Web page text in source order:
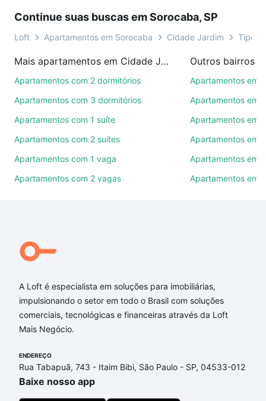
videochamada, é grátis, sem compromisso e você
ainda conta com mais de 46 mil corretores e
de imóveis.
Como escolher um imóvel?
ruas, bairros e até condomínios favoritos. Você
também pode usar os filtros como quantidade de
quartos, suítes, com ou sem vaga de garagem para
comodidades, como piscina, academia, salão de
Qual o preço de Apartamentos com 2 suites à
venda em Cidade Jardim, Sorocaba, SP?
Aqui na Loft temos a oferta ideal para você, com
Apartamentos com 2 suites à venda em Cidade
Jardim, Sorocaba, SP que custam a partir de R$ 0 e
com nossas opções de financiamento imobiliário as
ainda tem alguma dúvida dos custos envolvidos no
processo de compra, veja em nosso portal quanto
custa comprar um apartamento
Continue suas buscas em Sorocaba, SP
Loft Apartamentos em Sorocaba Cidade Jardim Tipo
Mais apartamentos em Cidade Jardim
Apartamentos com 2 dormitórios
Apartamentos com 3 dormitórios
Apartamentos com 1 suíte
Apartamentos com 2 suítes
Apartamentos com 1 vaga
Apartamentos com 2 vagas
Outros bairros
Apartamentos em
Apartamentos em
Apartamentos em
Apartamentos em
Apartamentos em
Apartamentos em
A Loft é especialista em soluções para imobiliárias,
impulsionando o setor em todo o Brasil com soluções
comerciais, tecnológicas e financeiras através da Loft
Mais Negócio.
ENDEREÇO
Rua Tabapuã, 743 - Itaim Bibi, São Paulo - SP, 04533-012
Baixe nosso app